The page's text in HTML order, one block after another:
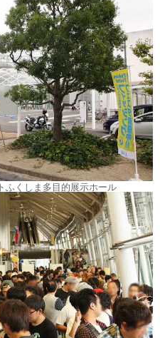
ふくしま多目的展示ホール